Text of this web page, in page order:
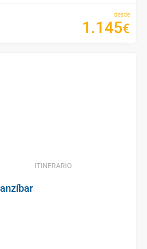
desde
1 .145€
ITINERARIO